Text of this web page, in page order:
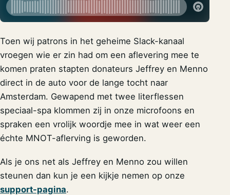
Toen wij patrons in het geheime Slack-kanaal
vroegen wie er zin had om een aflevering mee te
komen praten stapten donateurs Jeffrey en Menno
direct in de auto voor de lange tocht naar
Amsterdam. Gewapend met twee literflessen
speciaal-spa klommen zij in onze microfoons en
spraken een vrolijk woordje mee in wat weer een
échte MNOT-aflerving is geworden.
Als je ons net als Jeffrey en Menno zou willen
steunen dan kun je een kijkje nemen op onze
support-pagina.